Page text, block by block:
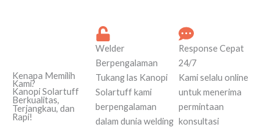
Kenapa Memilih
Kami?
Kanopi Solartuff
Berkualitas,
Terjangkau, dan
Rapi!
Welder
Berpengalaman
Tukang las Kanopi
Solartuff kami
berpengalaman
dalam dunia welding
Response Cepat
24/7
Kami selalu online
untuk menerima
permintaan
konsultasi